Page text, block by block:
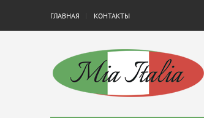
ГЛАВНАЯ КОНТАКТЫ